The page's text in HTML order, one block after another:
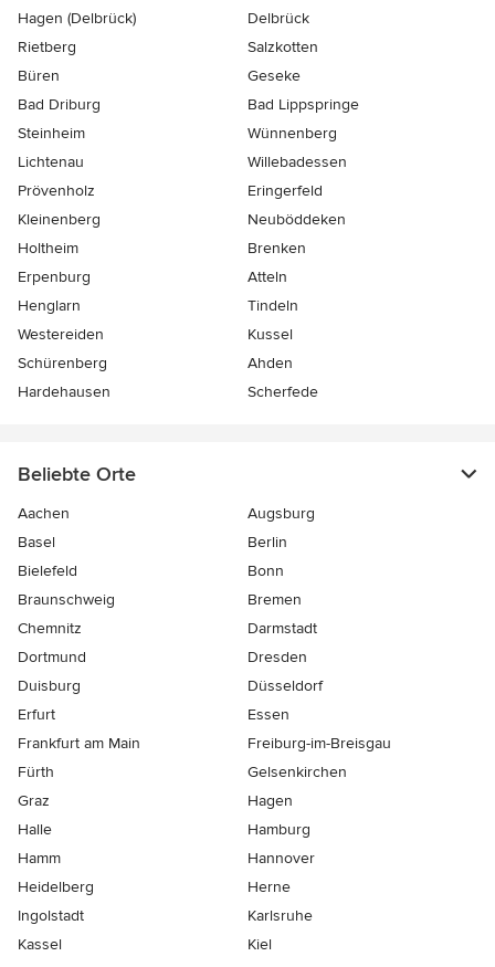
Hagen (Delbrück)
Delbrück
Rietberg
Salzkotten
Büren
Geseke
Bad Driburg
Bad Lippspringe
Steinheim
Wünnenberg
Lichtenau
Willebadessen
Prövenholz
Eringerfeld
Kleinenberg
Neuböddeken
Holtheim
Brenken
Erpenburg
Atteln
Henglarn
Tindeln
Westereiden
Kussel
Schürenberg
Ahden
Hardehausen
Scherfede
Beliebte Orte
Aachen
Augsburg
Basel
Berlin
Bielefeld
Bonn
Braunschweig
Bremen
Chemnitz
Darmstadt
Dortmund
Dresden
Duisburg
Düsseldorf
Erfurt
Essen
Frankfurt am Main
Freiburg-im-Breisgau
Fürth
Gelsenkirchen
Graz
Hagen
Halle
Hamburg
Hamm
Hannover
Heidelberg
Herne
Ingolstadt
Karlsruhe
Kassel
Kiel